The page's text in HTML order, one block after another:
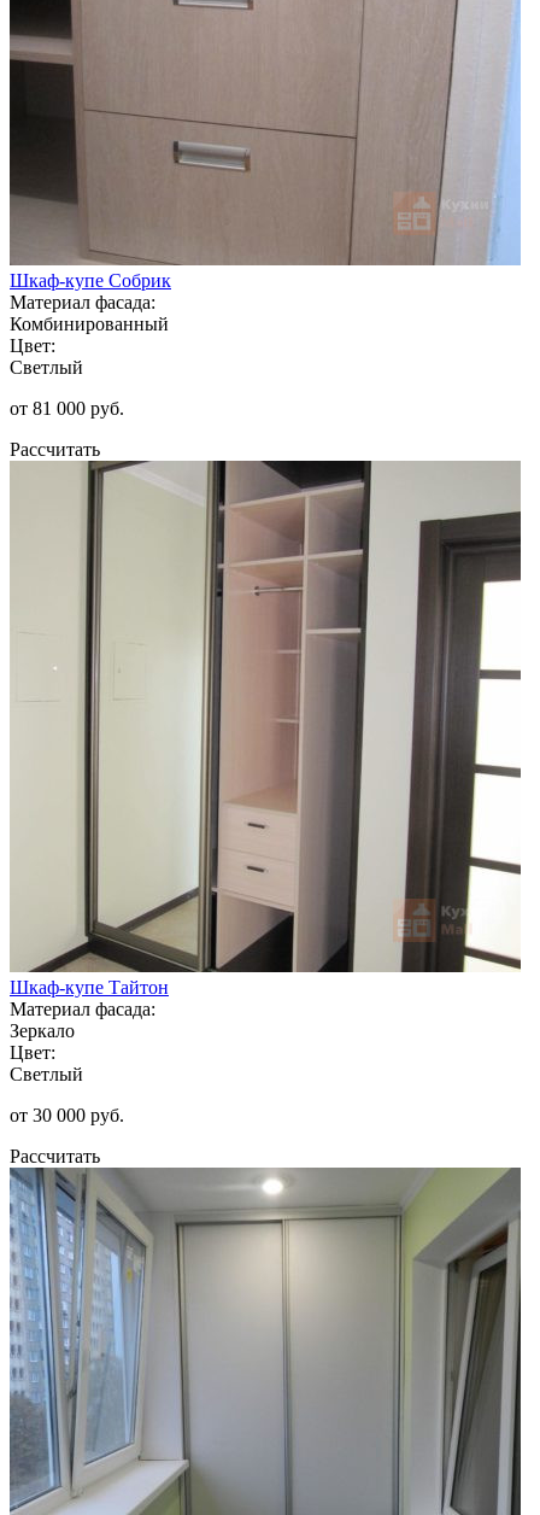
Шкаф-купе Собрик
Материал фасада:
Комбинированный
Цвет:
Светлый
от 81 000 руб.
Рассчитать
Шкаф-купе Тайтон
Материал фасада:
Зеркало
Цвет:
Светлый
от 30 000 руб.
Рассчитать